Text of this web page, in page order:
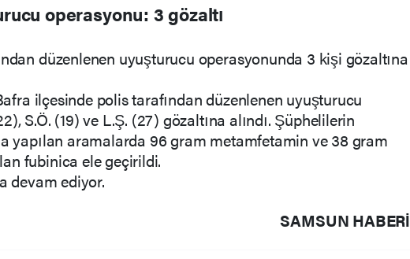
operasyonu: 3 gözaltı
düzenlenen uyuşturucu operasyonunda 3 kişi gözaltına
ilçesinde polis tarafından düzenlenen uyuşturucu
S.Ö. (19) ve L.Ş. (27) gözaltına alındı. Şüphelilerin
yapılan aramalarda 96 gram metamfetamin ve 38 gram
fubinica ele geçirildi.
devam ediyor.
SAMSUN HABERİ